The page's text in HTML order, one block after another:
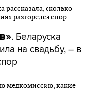
. Беларуска
на свадьбу, – в